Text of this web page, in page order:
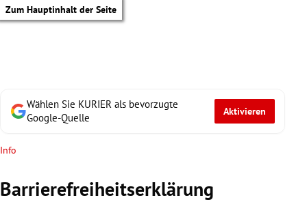
Zum Hauptinhalt der Seite
Wählen Sie KURIER als bevorzugte
Google-Quelle
Aktivieren
Info
Barrierefreiheitserklärung